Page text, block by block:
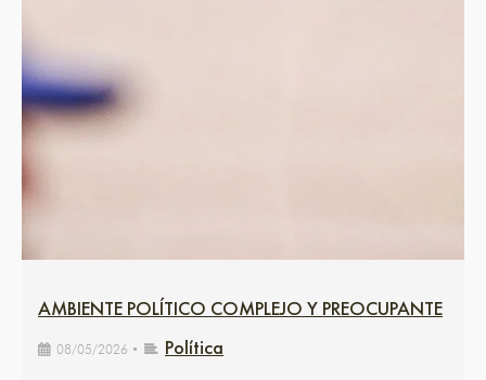
AMBIENTE POLÍTICO COMPLEJO Y PREOCUPANTE
08/05/2026 • Política